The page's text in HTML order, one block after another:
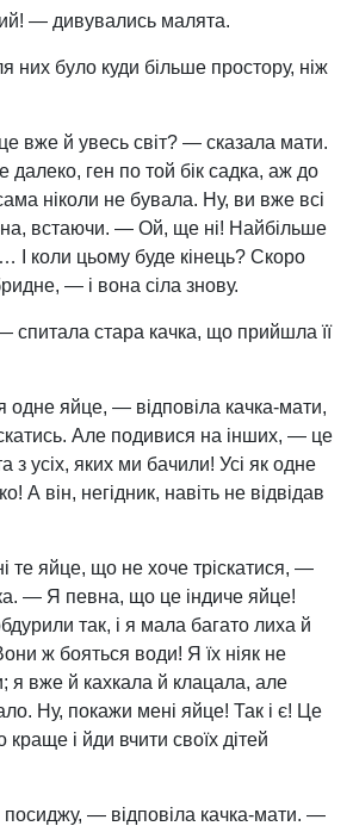
— дивувались малята.
них було куди більше простору, ніж
вже й увесь світ? — сказала мати.
далеко, ген по той бік садка, аж до
ніколи не бувала. Ну, ви вже всі
встаючи. — Ой, ще ні! Найбільше
І коли цьому буде кінець? Скоро
— і вона сіла знову.
стара качка, що прийшла її
яйце, — відповіла качка-мати,
Але подивися на інших, — це
з усіх, яких ми бачили! Усі як одне
А він, негідник, навіть не відвідав
те яйце, що не хоче тріскатися, —
— Я певна, що це індиче яйце!
так, і я мала багато лиха й
ж бояться води! Я їх ніяк не
я вже й кахкала й клацала, але
Ну, покажи мені яйце! Так і є! Це
і йди вчити своїх дітей
— відповіла качка-мати. —